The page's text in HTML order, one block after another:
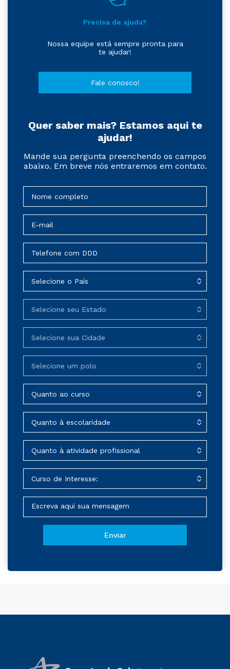
Precisa de ajuda?
Nossa equipe está sempre pronta para
te ajudar!
Fale conosco!
Quer saber mais? Estamos aqui te
ajudar!
Mande sua pergunta preenchendo os campos
abaixo. Em breve nós entraremos em contato.